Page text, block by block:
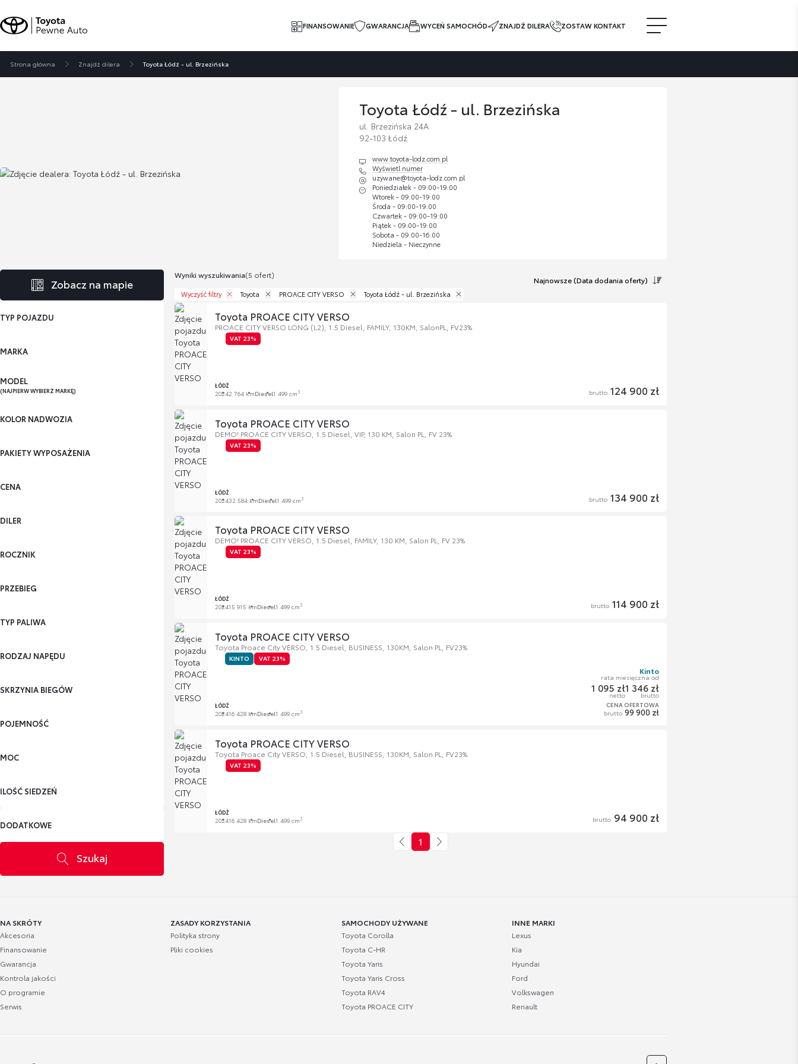
FINANSOWANIE GWARANCJA WYCEŃ SAMOCHÓD ZNAJDŹ DILERA ZOSTAW KONTAKT
Strona główna Znajdź dilera Toyota Łódź - ul. Brzezińska
Toyota Łódź - ul. Brzezińska
ul. Brzezińska 24A
92-103 Łódź
www.toyota-lodz.com.pl
Wyświetl numer
uzywane@toyota-lodz.com.pl
Poniedziałek - 09:00-19:00
Wtorek - 09:00-19:00
Środa - 09:00-19:00
Czwartek - 09:00-19:00
Piątek - 09:00-19:00
Sobota - 09:00-16:00
Niedziela - Nieczynne
Zobacz na mapie
TYP POJAZDU
MARKA
MODEL
(NAJPIERW WYBIERZ MARKĘ)
KOLOR NADWOZIA
PAKIETY WYPOSAŻENIA
CENA
DILER
ROCZNIK
PRZEBIEG
TYP PALIWA
RODZAJ NAPĘDU
SKRZYNIA BIEGÓW
POJEMNOŚĆ
MOC
ILOŚĆ SIEDZEŃ
DODATKOWE
Szukaj
Wyniki wyszukiwania(5 ofert) Najnowsze(Data dodania oferty)
Wyczyść filtry Toyota PROACE CITY VERSO Toyota Łódź - ul. Brzezińska
Toyota PROACE CITY VERSO
PROACE CITY VERSO LONG (L2), 1.5 Diesel, FAMILY, 130KM, SalonPL, FV23%
VAT 23%
ŁÓDŹ
20242 764 kmDiesel1 499 cm3 brutto 124 900 zł
Toyota PROACE CITY VERSO
DEMO! PROACE CITY VERSO, 1.5 Diesel, VIP, 130 KM, Salon PL, FV 23%
VAT 23%
ŁÓDŹ
202432 584 kmDiesel1 499 cm3 brutto 134 900 zł
Toyota PROACE CITY VERSO
DEMO! PROACE CITY VERSO, 1.5 Diesel, FAMILY, 130 KM, Salon PL, FV 23%
VAT 23%
ŁÓDŹ
202415 915 kmDiesel1 499 cm3 brutto 114 900 zł
Toyota PROACE CITY VERSO
Toyota Proace City VERSO, 1.5 Diesel, BUSINESS, 130KM, Salon PL, FV23%
VAT 23%
KINTO
ŁÓDŹ
202416 428 kmDiesel1 499 cm3
Kinto
rata miesięczna od
1 095 zł
netto
1 346 zł
brutto
CENA OFERTOWA
brutto 99 900 zł
Toyota PROACE CITY VERSO
Toyota Proace City VERSO, 1.5 Diesel, BUSINESS, 130KM, Salon PL, FV23%
VAT 23%
ŁÓDŹ
202416 428 kmDiesel1 499 cm3 brutto 94 900 zł
1
NA SKRÓTY
Akcesoria
Finansowanie
Gwarancja
Kontrola jakości
O programie
Serwis
ZASADY KORZYSTANIA
Polityka strony
Pliki cookies
SAMOCHODY UŻYWANE
Toyota Corolla
Toyota C-HR
Toyota Yaris
Toyota Yaris Cross
Toyota RAV4
Toyota PROACE CITY
INNE MARKI
Lexus
Kia
Hyundai
Ford
Volkswagen
Renault